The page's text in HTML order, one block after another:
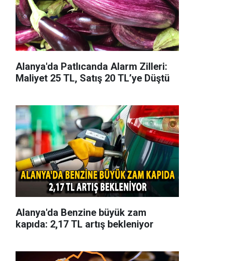
Alanya'da Patlıcanda Alarm Zilleri:
Maliyet 25 TL, Satış 20 TL’ye Düştü
Alanya'da Benzine büyük zam
kapıda: 2,17 TL artış bekleniyor